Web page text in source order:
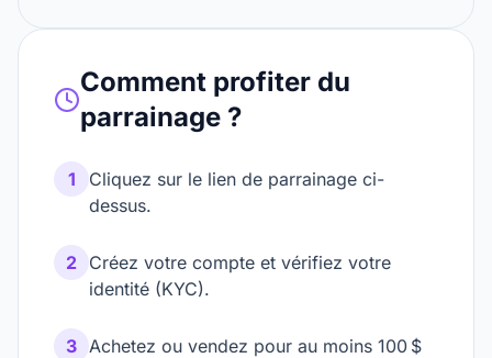
Comment profiter du
parrainage ?
1
Cliquez sur le lien de parrainage ci-
dessus.
2 Créez votre compte et vérifiez votre
identité (KYC).
3 Achetez ou vendez pour au moins 100 $